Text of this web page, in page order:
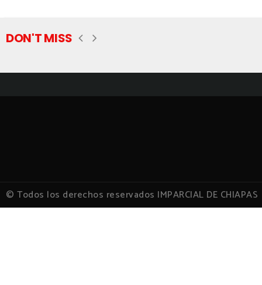
DON'T MISS
© Todos los derechos reservados IMPARCIAL DE CHIAPAS